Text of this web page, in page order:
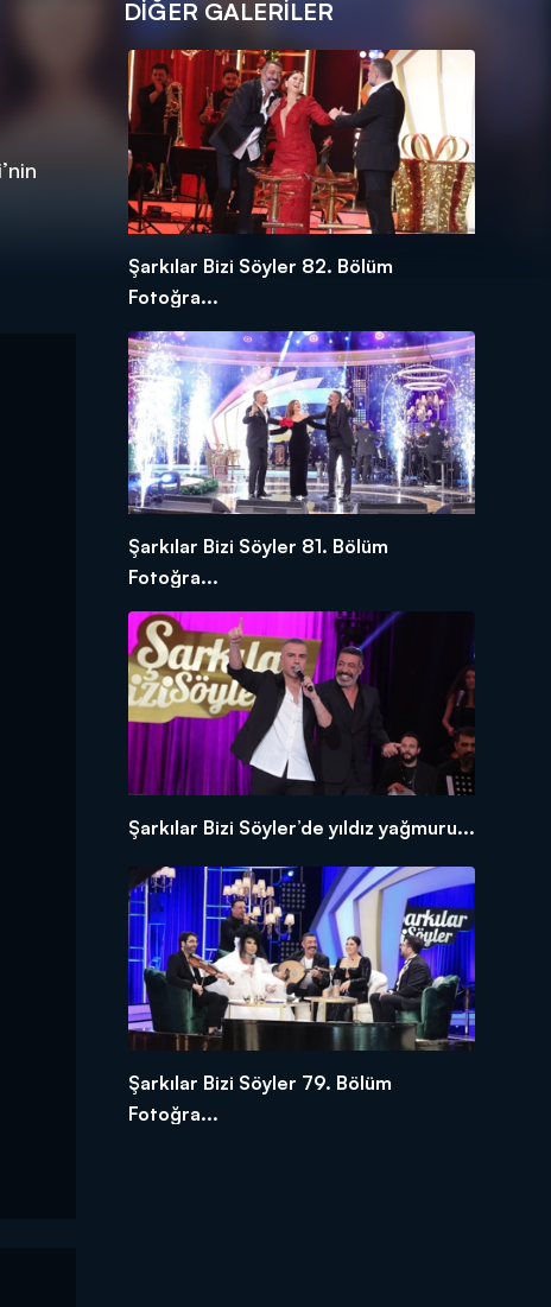
DİĞER GALERİLER
Şarkılar Bizi Söyler 82. Bölüm
Fotoğra...
Şarkılar Bizi Söyler 81. Bölüm
Fotoğra...
Şarkılar Bizi Söyler’de yıldız yağmuru...
Şarkılar Bizi Söyler 79. Bölüm
Fotoğra...